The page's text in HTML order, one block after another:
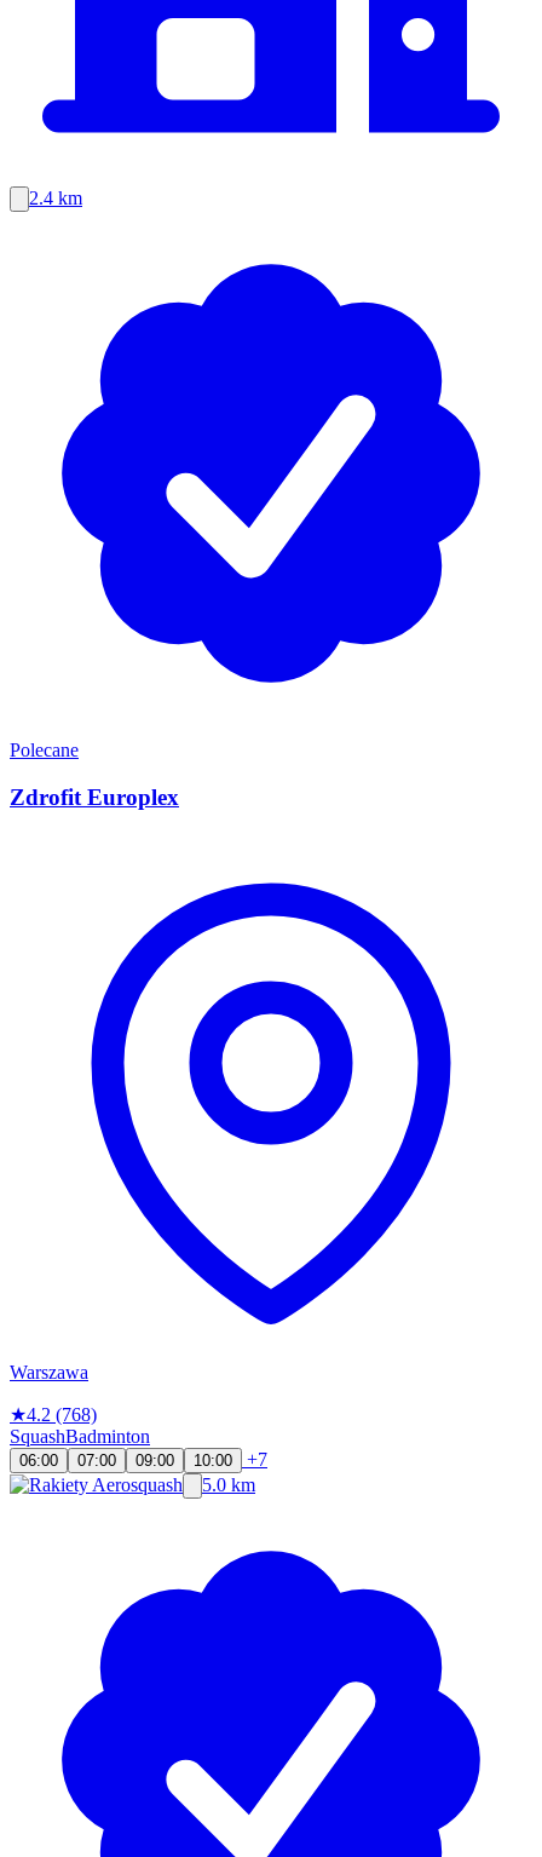
2.4 km
Polecane
Zdrofit Europlex
Warszawa
★4.2 (768)
SquashBadminton
06:00 07:00 09:00 10:00
+7
5.0 km